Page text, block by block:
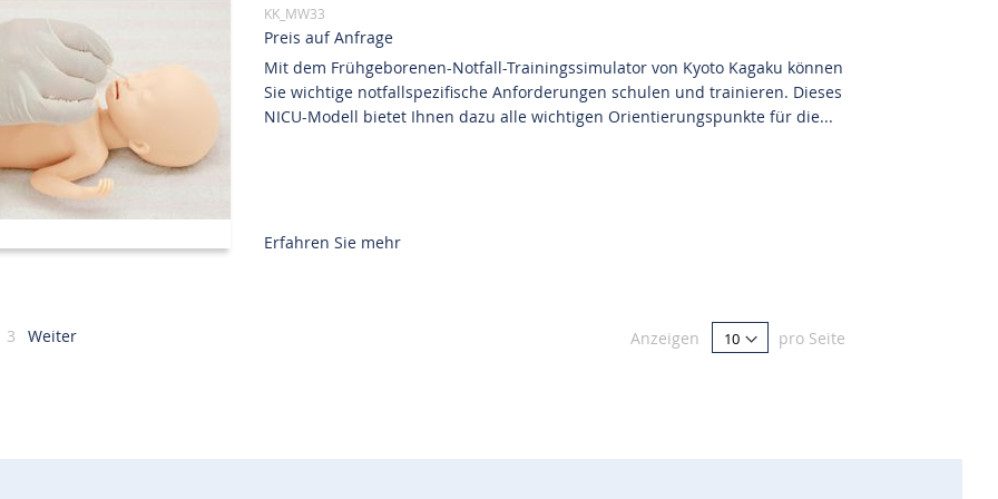
KK_MW33
Preis auf Anfrage
Mit dem Frühgeborenen-Notfall-Trainingssimulator von Kyoto Kagaku können
Sie wichtige notfallspezifische Anforderungen schulen und trainieren. Dieses
NICU-Modell bietet Ihnen dazu alle wichtigen Orientierungspunkte für die...
Erfahren Sie mehr
gerade Seite
Seite
3 Weiter Anzeigen pro Seite